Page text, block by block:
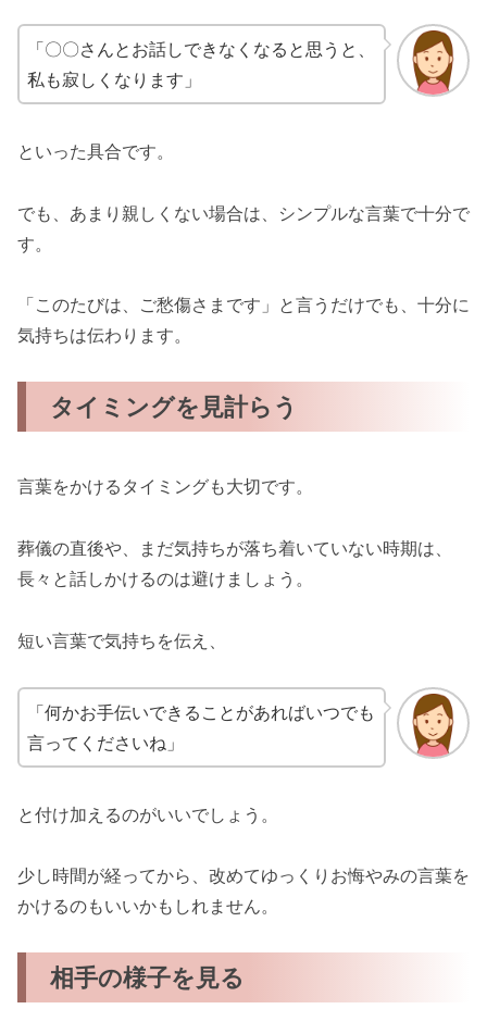
「〇〇さんとお話しできなくなると思うと、
私も寂しくなります」
といった具合です。
でも、あまり親しくない場合は、シンプルな言葉で十分で
す。
「このたびは、ご愁傷さまです」と言うだけでも、十分に
気持ちは伝わります。
タイミングを見計らう
言葉をかけるタイミングも大切です。
葬儀の直後や、まだ気持ちが落ち着いていない時期は、
長々と話しかけるのは避けましょう。
短い言葉で気持ちを伝え、
「何かお手伝いできることがあればいつでも
言ってくださいね」
と付け加えるのがいいでしょう。
少し時間が経ってから、改めてゆっくりお悔やみの言葉を
かけるのもいいかもしれません。
相手の様子を見る